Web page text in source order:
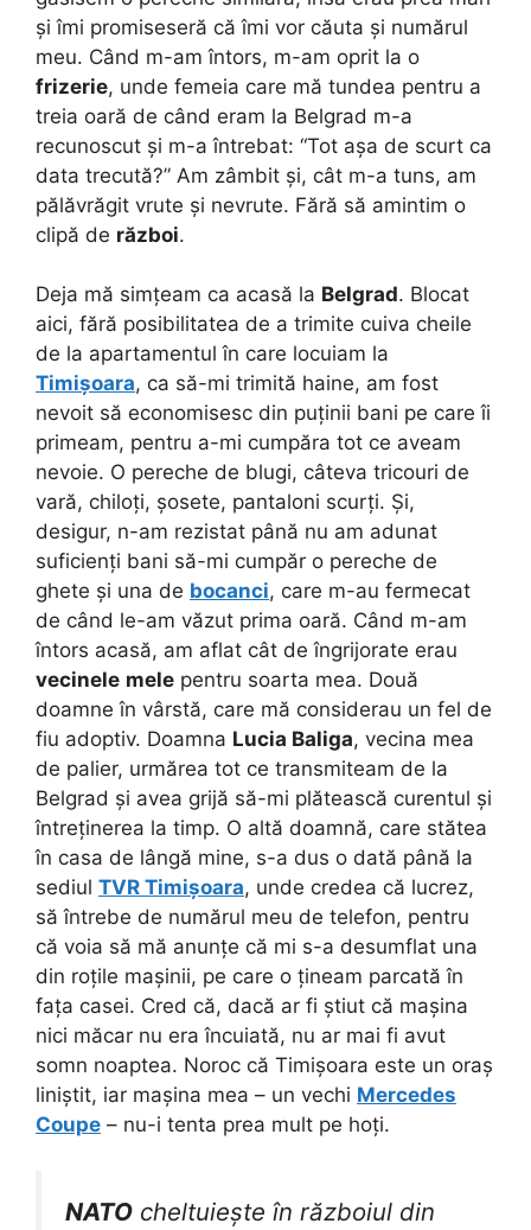
și îmi promiseseră că îmi vor căuta și numărul
meu. Când m-am întors, m-am oprit la o
frizerie, unde femeia care mă tundea pentru a
treia oară de când eram la Belgrad m-a
recunoscut și m-a întrebat: “Tot așa de scurt ca
data trecută?” Am zâmbit și, cât m-a tuns, am
pălăvrăgit vrute și nevrute. Fără să amintim o
clipă de război.
Deja mă simțeam ca acasă la Belgrad. Blocat
aici, fără posibilitatea de a trimite cuiva cheile
de la apartamentul în care locuiam la
Timișoara, ca să-mi trimită haine, am fost
nevoit să economisesc din puținii bani pe care îi
primeam, pentru a-mi cumpăra tot ce aveam
nevoie. O pereche de blugi, câteva tricouri de
vară, chiloți, șosete, pantaloni scurți. Și,
desigur, n-am rezistat până nu am adunat
suficienți bani să-mi cumpăr o pereche de
ghete și una de bocanci, care m-au fermecat
de când le-am văzut prima oară. Când m-am
întors acasă, am aflat cât de îngrijorate erau
vecinele mele pentru soarta mea. Două
doamne în vârstă, care mă considerau un fel de
fiu adoptiv. Doamna Lucia Baliga, vecina mea
de palier, urmărea tot ce transmiteam de la
Belgrad și avea grijă să-mi plătească curentul și
întreținerea la timp. O altă doamnă, care stătea
în casa de lângă mine, s-a dus o dată până la
sediul TVR Timișoara, unde credea că lucrez,
să întrebe de numărul meu de telefon, pentru
că voia să mă anunțe că mi s-a desumflat una
din roțile mașinii, pe care o țineam parcată în
fața casei. Cred că, dacă ar fi știut că mașina
nici măcar nu era încuiată, nu ar mai fi avut
somn noaptea. Noroc că Timișoara este un oraș
liniștit, iar mașina mea – un vechi Mercedes
Coupe – nu-i tenta prea mult pe hoți.
NATO cheltuiește în războiul din